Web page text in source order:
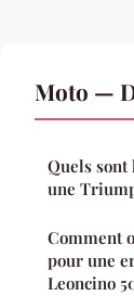
Moto —
Quels sont
une
Comment
pour une
Leoncino